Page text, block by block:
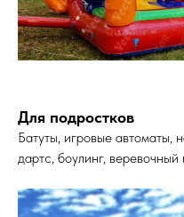
Для подростков
Батуты, игровые автоматы,
дартс, боулинг, веревочный